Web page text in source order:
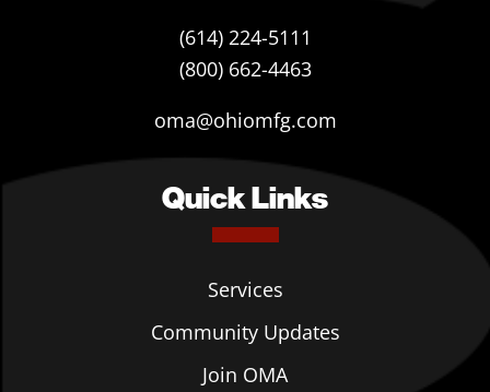
(614) 224-5111
(800) 662-4463
oma@ohiomfg.com
Quick Links
Services
Community Updates
Join OMA